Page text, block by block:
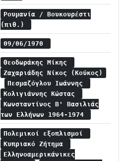
Ρουμανία / Βουκουρέστι
(πιθ.)
09/06/1970
Θεοδωράκης Μίκης
Ζαχαριάδης Νίκος (Κούκος)
Πεσμαζόγλου Ιωάννης
Κολιγιάννης Κώστας
Κωνσταντίνος Β' Βασιλιάς
των Ελλήνων 1964-1974
Πολεμικοί εξοπλισμοί
Κυπριακό Ζήτημα
Ελληνοαμερικάνικες